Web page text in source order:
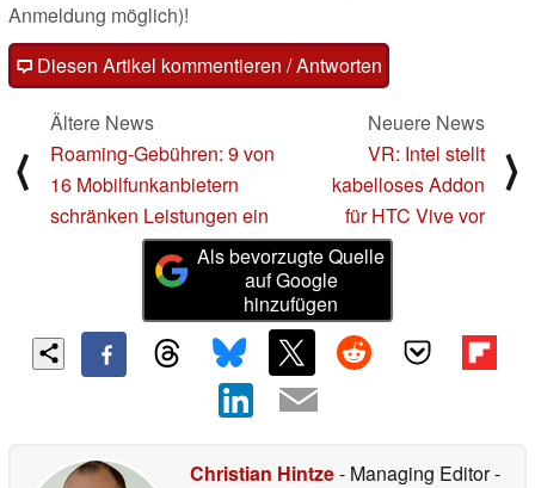
Anmeldung möglich)!
Diesen Artikel kommentieren / Antworten
⟨
Ältere News
Roaming-Gebühren: 9 von
16 Mobilfunkanbietern
schränken Leistungen ein
Neuere News
VR: Intel stellt
kabelloses Addon
für HTC Vive vor
⟩
Als bevorzugte Quelle
auf Google
hinzufügen
Christian Hintze- Managing Editor-